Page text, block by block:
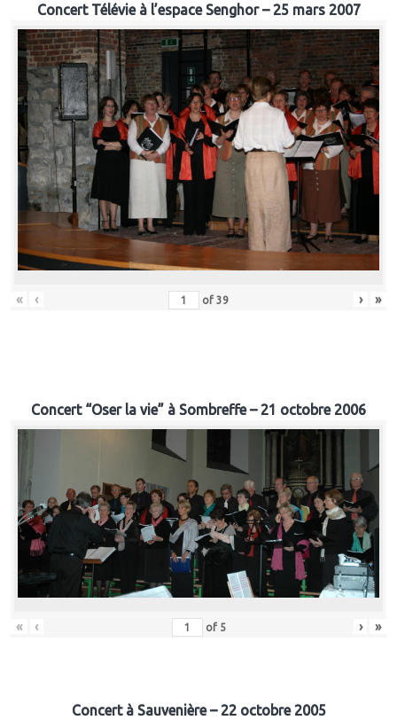
Concert Télévie à l’espace Senghor – 25 mars 2007
« ‹ of 39 › »
Concert “Oser la vie” à Sombreffe – 21 octobre 2006
« ‹ of 5 › »
Concert à Sauvenière – 22 octobre 2005